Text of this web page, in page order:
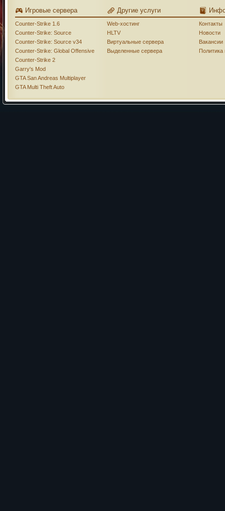
Игровые сервера
Counter-Strike 1.6
Counter-Strike: Source
Counter-Strike: Source v34
Counter-Strike: Global Offensive
Counter-Strike 2
Garry's Mod
GTA San Andreas Multiplayer
GTA Multi Theft Auto
Другие услуги
Web-хостинг
HLTV
Виртуальные сервера
Выделенные сервера
Контакты
Новости
Вакансии
Политика